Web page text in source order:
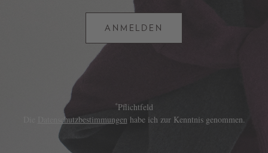
ANMELDEN
*Pflichtfeld
Datenschutzbestimmungen habe ich zur Kenntnis genommen.